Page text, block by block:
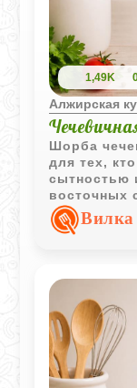
1,49K
Алжирская
Шорба
для тех,
сытностью
восточных
говядиной
идеально
согревая и
Вилка